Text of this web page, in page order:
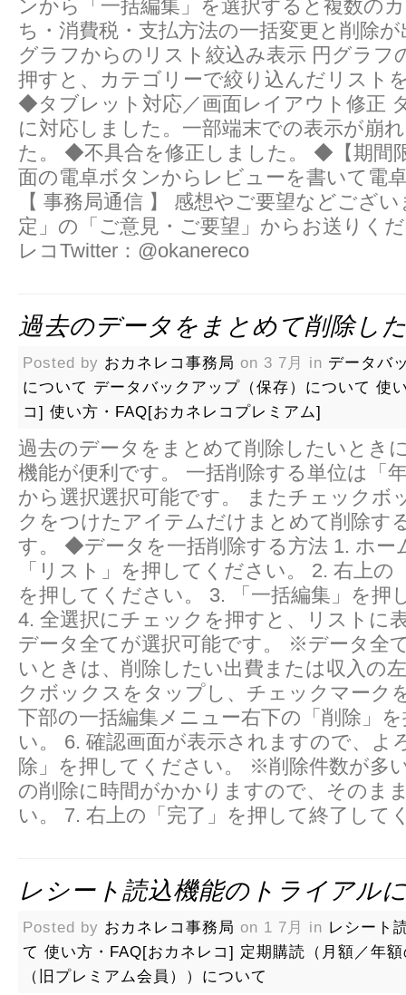
ンから「一括編集」を選択すると複数の
ち・消費税・支払方法の一括変更と削除
グラフからのリスト絞込み表示 円グラフ
押すと、カテゴリーで絞り込んだリスト
◆タブレット対応／画面レイアウト修正
に対応しました。一部端末での表示が崩
た。 ◆不具合を修正しました。 ◆【期間
面の電卓ボタンからレビューを書いて電
【 事務局通信 】 感想やご要望などござ
定」の「ご意見・ご要望」からお送りく
レコTwitter：@okanereco
過去のデータをまとめて削除し
Posted by おカネレコ事務局 on 3 7月 in データバ
について データバックアップ（保存）について 使
コ] 使い方・FAQ[おカネレコプレミアム]
過去のデータをまとめて削除したいとき
機能が便利です。 一括削除する単位は「
から選択選択可能です。 またチェックボ
クをつけたアイテムだけまとめて削除す
す。 ◆データを一括削除する方法 1. ホー
「リスト」を押してください。 2. 右上の
を押してください。 3. 「一括編集」を押
4. 全選択にチェックを押すと、リストに
データ全てが選択可能です。 ※データ全
いときは、削除したい出費または収入の
クボックスをタップし、チェックマーク
下部の一括編集メニュー右下の「削除」
い。 6. 確認画面が表示されますので、よ
除」を押してください。 ※削除件数が多
の削除に時間がかかりますので、そのま
い。 7. 右上の「完了」を押して終了して
レシート読込機能のトライアル
Posted by おカネレコ事務局 on 1 7月 in レシート
て 使い方・FAQ[おカネレコ] 定期購読（月額／年
（旧プレミアム会員））について